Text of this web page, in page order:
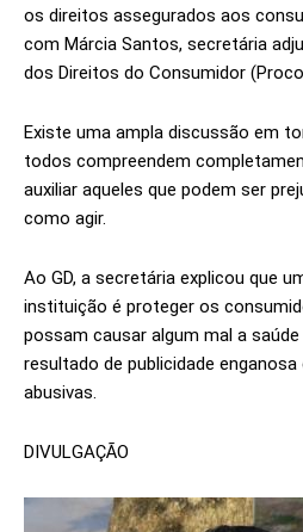
os direitos assegurados aos
com Márcia Santos, secretária
dos Direitos do Consumidor
Existe uma ampla discussão em
todos compreendem
auxiliar aqueles que podem ser
como agir.
Ao GD, a secretária explicou que
instituição é proteger os
possam causar algum mal a
resultado de publicidade
abusivas.
DIVULGAÇÃO